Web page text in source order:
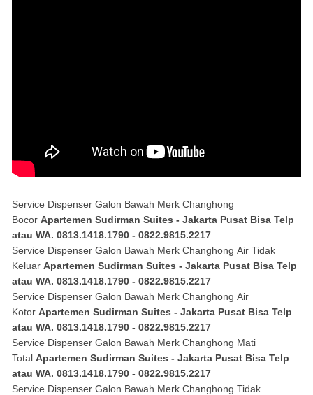
Service Dispenser Galon Bawah Merk Changhong
Bocor Apartemen Sudirman Suites - Jakarta Pusat Bisa Telp
atau WA. 0813.1418.1790 - 0822.9815.2217
Service Dispenser Galon Bawah Merk Changhong Air Tidak
Keluar Apartemen Sudirman Suites - Jakarta Pusat Bisa Telp
atau WA. 0813.1418.1790 - 0822.9815.2217
Service Dispenser Galon Bawah Merk Changhong Air
Kotor Apartemen Sudirman Suites - Jakarta Pusat Bisa Telp
atau WA. 0813.1418.1790 - 0822.9815.2217
Service Dispenser Galon Bawah Merk Changhong Mati
Total Apartemen Sudirman Suites - Jakarta Pusat Bisa Telp
atau WA. 0813.1418.1790 - 0822.9815.2217
Service Dispenser Galon Bawah Merk Changhong Tidak